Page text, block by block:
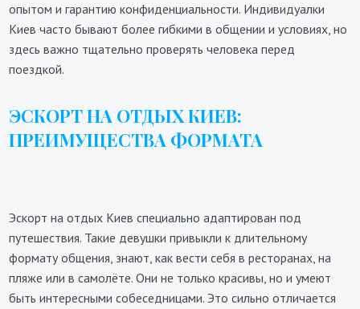
опытом и гарантию конфиденциальности. Индивидуалки
Киев часто бывают более гибкими в общении и условиях, но
здесь важно тщательно проверять человека перед
поездкой.
ЭСКОРТ НА ОТДЫХ КИЕВ:
ПРЕИМУЩЕСТВА ФОРМАТА
Эскорт на отдых Киев специально адаптирован под
путешествия. Такие девушки привыкли к длительному
формату общения, знают, как вести себя в ресторанах, на
пляже или в самолёте. Они не только красивы, но и умеют
быть интересными собеседницами. Это сильно отличается